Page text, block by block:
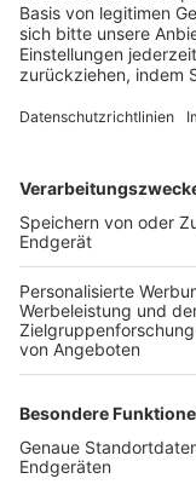
Login SpielPlus
FOLGE DEM BFV
TOP-VEREINE
TOP-PARTNER